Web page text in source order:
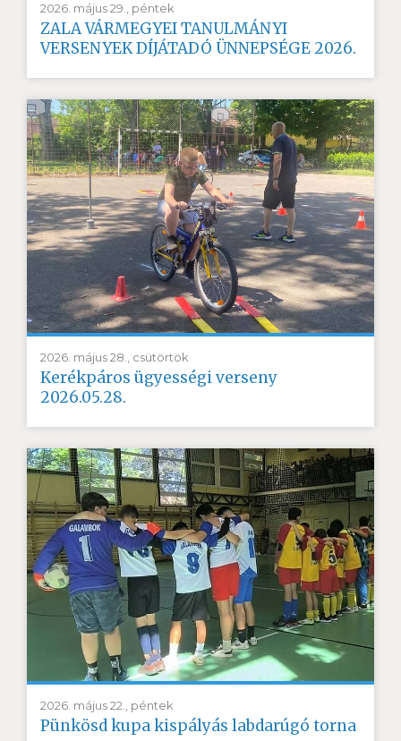
2026. május 29., péntek
ZALA VÁRMEGYEI TANULMÁNYI
VERSENYEK DÍJÁTADÓ ÜNNEPSÉGE 2026.
2026. május 28., csütörtök
Kerékpáros ügyességi verseny
2026.05.28.
2026. május 22., péntek
Pünkösd kupa kispályás labdarúgó torna